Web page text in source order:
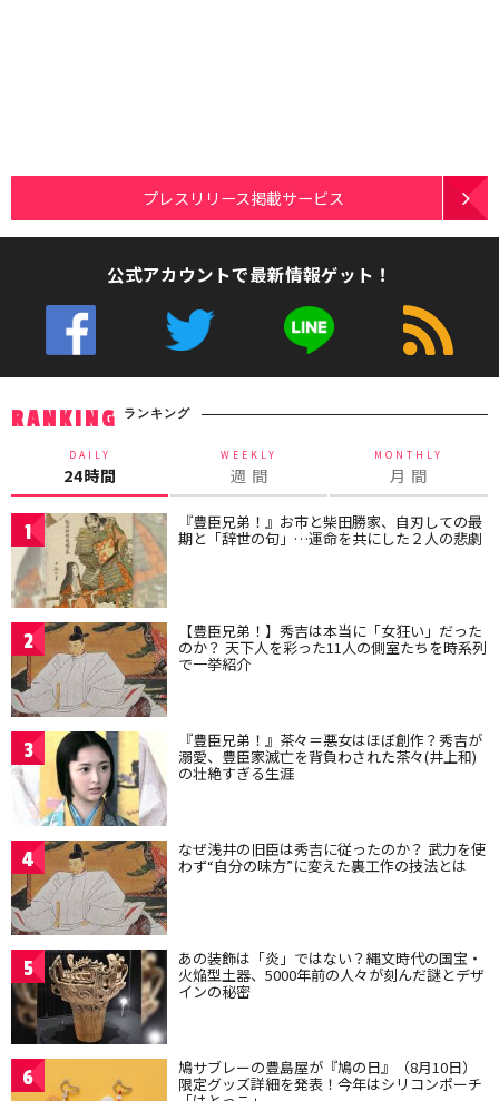
プレスリリース掲載サービス
公式アカウントで最新情報ゲット！
RANKING ランキング
DAILY
24時間
WEEKLY
週 間
MONTHLY
月 間
1 『豊臣兄弟！』お市と柴田勝家、自刃しての最
期と「辞世の句」…運命を共にした２人の悲劇
2 【豊臣兄弟！】秀吉は本当に「女狂い」だった
のか？ 天下人を彩った11人の側室たちを時系列
で一挙紹介
3 『豊臣兄弟！』茶々＝悪女はほぼ創作？秀吉が
溺愛、豊臣家滅亡を背負わされた茶々(井上和)
の壮絶すぎる生涯
4 なぜ浅井の旧臣は秀吉に従ったのか？ 武力を使
わず“自分の味方”に変えた裏工作の技法とは
5 あの装飾は「炎」ではない？縄文時代の国宝・
火焔型土器、5000年前の人々が刻んだ謎とデザ
インの秘密
6 鳩サブレーの豊島屋が『鳩の日』（8月10日）
限定グッズ詳細を発表！今年はシリコンポーチ